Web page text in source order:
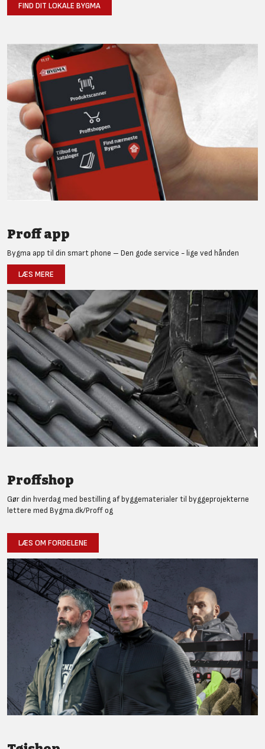
FIND DIT LOKALE BYGMA
Proff app
Bygma app til din smart phone – Den gode service - lige ved hånden
LÆS MERE
Proffshop
Gør din hverdag med bestilling af byggematerialer til byggeprojekterne
lettere med Bygma.dk/Proff og
LÆS OM FORDELENE